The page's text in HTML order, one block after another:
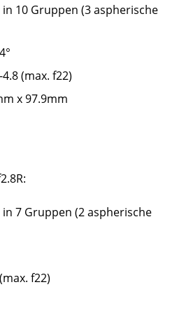
10 Gruppen (3 aspherische
(max. f22)
x 97.9mm
7 Gruppen (2 aspherische
f22)